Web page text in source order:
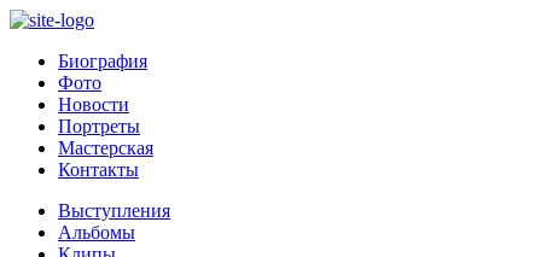
Биография
Фото
Новости
Портреты
Мастерская
Контакты
Выступления
Альбомы